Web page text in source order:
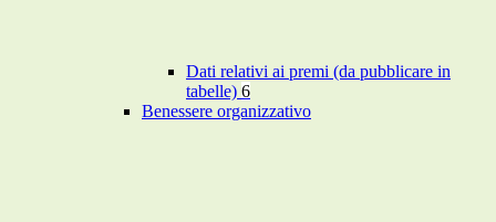
Dati relativi ai premi (da pubblicare in
tabelle) 6
Benessere organizzativo